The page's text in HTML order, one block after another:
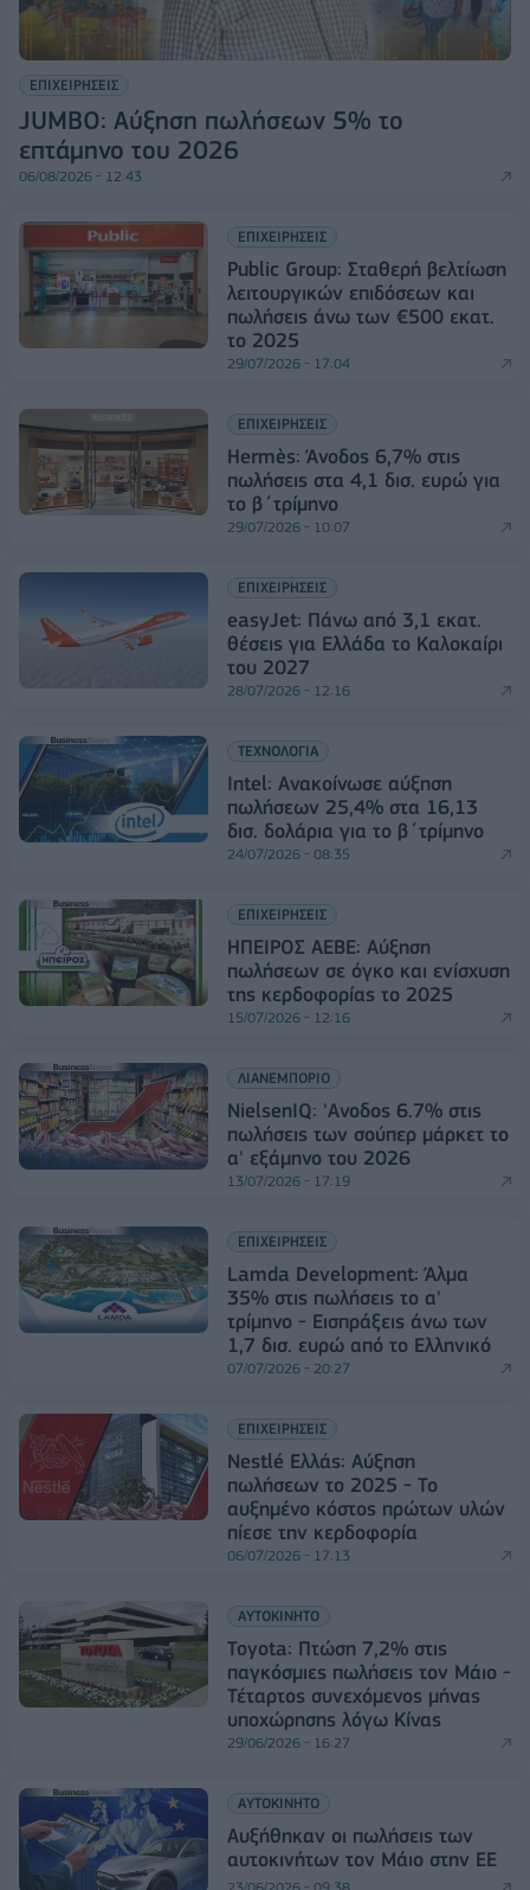
ΕΠΙΧΕΙΡΗΣΕΙΣ
JUMBO: Αύξηση πωλήσεων 5% το
επτάμηνο του 2026
06/08/2026 - 12:43
ΕΠΙΧΕΙΡΗΣΕΙΣ
Public Group: Σταθερή βελτίωση
λειτουργικών επιδόσεων και
πωλήσεις άνω των €500 εκατ.
το 2025
29/07/2026 - 17:04
ΕΠΙΧΕΙΡΗΣΕΙΣ
Hermès: Άνοδος 6,7% στις
πωλήσεις στα 4,1 δισ. ευρώ για
το β΄τρίμηνο
29/07/2026 - 10:07
ΕΠΙΧΕΙΡΗΣΕΙΣ
easyJet: Πάνω από 3,1 εκατ.
θέσεις για Ελλάδα το Καλοκαίρι
του 2027
28/07/2026 - 12:16
ΤΕΧΝΟΛΟΓΙΑ
Intel: Ανακοίνωσε αύξηση
πωλήσεων 25,4% στα 16,13
δισ. δολάρια για το β΄τρίμηνο
24/07/2026 - 08:35
ΕΠΙΧΕΙΡΗΣΕΙΣ
ΗΠΕΙΡΟΣ ΑΕΒΕ: Αύξηση
πωλήσεων σε όγκο και ενίσχυση
της κερδοφορίας το 2025
15/07/2026 - 12:16
ΛΙΑΝΕΜΠΟΡΙΟ
NielsenIQ: 'Ανοδος 6.7% στις
πωλήσεις των σούπερ μάρκετ το
α' εξάμηνο του 2026
13/07/2026 - 17:19
ΕΠΙΧΕΙΡΗΣΕΙΣ
Lamda Development: Άλμα
35% στις πωλήσεις το α'
τρίμηνο - Εισπράξεις άνω των
1,7 δισ. ευρώ από το Ελληνικό
07/07/2026 - 20:27
ΕΠΙΧΕΙΡΗΣΕΙΣ
Nestlé Ελλάς: Αύξηση
πωλήσεων το 2025 - Το
αυξημένο κόστος πρώτων υλών
πίεσε την κερδοφορία
06/07/2026 - 17:13
ΑΥΤΟΚΙΝΗΤΟ
Toyota: Πτώση 7,2% στις
παγκόσμιες πωλήσεις τον Μάιο -
Τέταρτος συνεχόμενος μήνας
υποχώρησης λόγω Κίνας
29/06/2026 - 16:27
ΑΥΤΟΚΙΝΗΤΟ
Αυξήθηκαν οι πωλήσεις των
αυτοκινήτων τον Μάιο στην ΕΕ